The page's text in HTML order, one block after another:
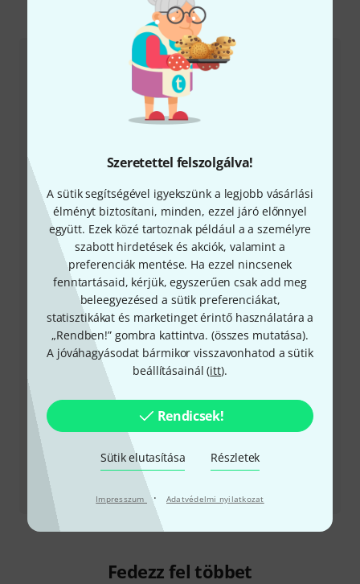
Szeretettel felszolgálva!
A sütik segítségével igyekszünk a legjobb vásárlási
élményt biztosítani, minden, ezzel járó előnnyel
együtt. Ezek közé tartoznak például a a személyre
szabott hirdetések és akciók, valamint a
preferenciák mentése. Ha ezzel nincsenek
fenntartásaid, kérjük, egyszerűen csak add meg
beleegyezésed a sütik preferenciákat,
statisztikákat és marketinget érintő használatára a
„Rendben!” gombra kattintva. (összes mutatása).
A jóváhagyásodat bármikor visszavonhatod a sütik
beállításainál (itt).
Rendicsek!
Sütik elutasítása Részletek
Impresszum · Adatvédelmi nyilatkozat
Így érhetsz el minket
Ügyfélszolgálat - Magyarország
+49-9546-9223-531
Ügyfélszolgálatunk minden kérdés és észrevétel esetén
örömmel áll rendelkezésedre
Készítsd elő ügyfélszámodat
Nyitvatartási idő (CEST - Közép-európai
nyári időszámítás)
Visszahívást kérek
Még több elérhetőség
Termék visszaküldése
Minden kapcsolattartó
Fedezz fel többet